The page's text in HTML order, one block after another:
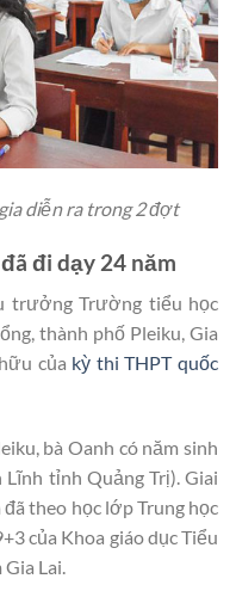
diễn ra trong 2 đợt
đi dạy 24 năm
trưởng Trường tiểu học
thành phố Pleiku, Gia
của kỳ thi THPT quốc
bà Oanh có năm sinh
tỉnh Quảng Trị). Giai
theo học lớp Trung học
của Khoa giáo dục Tiểu
Lai.